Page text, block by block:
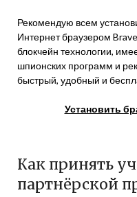
Рекомендую всем
Интернет браузером
блокчейн технологии,
шпионских программ и
быстрый, удобный и
Установить
Как принять
партнёрской